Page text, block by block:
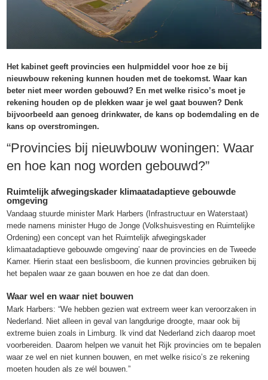
Het kabinet geeft provincies een hulpmiddel voor hoe ze bij
nieuwbouw rekening kunnen houden met de toekomst. Waar kan
beter niet meer worden gebouwd? En met welke risico’s moet je
rekening houden op de plekken waar je wel gaat bouwen? Denk
bijvoorbeeld aan genoeg drinkwater, de kans op bodemdaling en de
kans op overstromingen.
“Provincies bij nieuwbouw woningen: Waar
en hoe kan nog worden gebouwd?”
Ruimtelijk afwegingskader klimaatadaptieve gebouwde
omgeving
Vandaag stuurde minister Mark Harbers (Infrastructuur en Waterstaat)
mede namens minister Hugo de Jonge (Volkshuisvesting en Ruimtelijke
Ordening) een concept van het Ruimtelijk afwegingskader
klimaatadaptieve gebouwde omgeving’ naar de provincies en de Tweede
Kamer. Hierin staat een beslisboom, die kunnen provincies gebruiken bij
het bepalen waar ze gaan bouwen en hoe ze dat dan doen.
Waar wel en waar niet bouwen
Mark Harbers: “We hebben gezien wat extreem weer kan veroorzaken in
Nederland. Niet alleen in geval van langdurige droogte, maar ook bij
extreme buien zoals in Limburg. Ik vind dat Nederland zich daarop moet
voorbereiden. Daarom helpen we vanuit het Rijk provincies om te bepalen
waar ze wel en niet kunnen bouwen, en met welke risico’s ze rekening
moeten houden als ze wél bouwen.”